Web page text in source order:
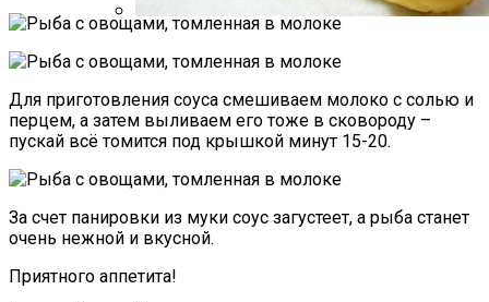
Для приготовления соуса смешиваем молоко с солью и
перцем, а затем выливаем его тоже в сковороду –
пускай всё томится под крышкой минут 15-20.
За счет панировки из муки соус загустеет, а рыба станет
очень нежной и вкусной.
Приятного аппетита!